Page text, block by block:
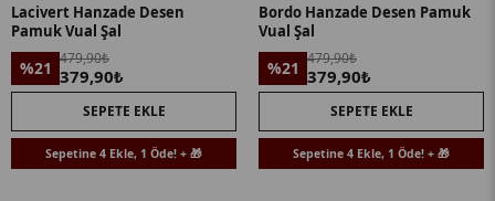
Lacivert Hanzade Desen
Pamuk Vual Şal
%21 479,90₺
379,90₺
SEPETE EKLE
Sepetine 4 Ekle, 1 Öde! + 🎁
Bordo Hanzade Desen Pamuk
Vual Şal
%21 479,90₺
379,90₺
SEPETE EKLE
Sepetine 4 Ekle, 1 Öde! + 🎁